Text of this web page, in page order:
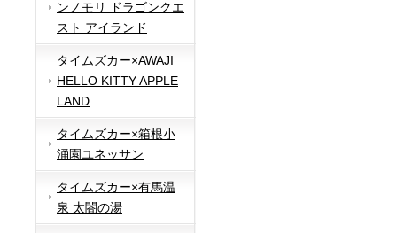
ンノモリ ドラゴンクエ
スト アイランド
タイムズカー×AWAJI
HELLO KITTY APPLE
LAND
タイムズカー×箱根小
涌園ユネッサン
タイムズカー×有馬温
泉 太閤の湯